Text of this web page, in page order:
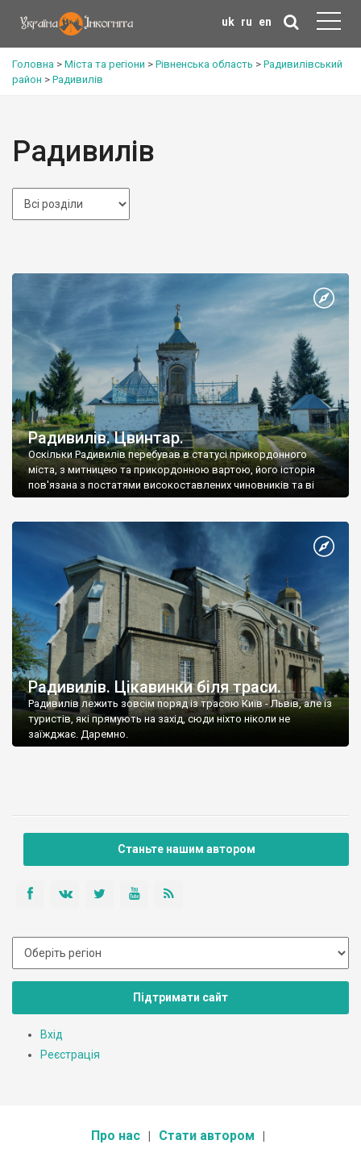
uk ru en
Головна > Міста та регіони > Рівненська область > Радивилівський
район > Радивилів
Радивилів
Радивилів. Цвинтар.
Оскільки Радивилів перебував в статусі прикордонного
міста, з митницею та прикордонною вартою, його історія
пов'язана з постатями високоставлених чиновників та ві
Радивилів. Цікавинки біля траси.
Радивилів лежить зовсім поряд із трасою Київ - Львів, але із
туристів, які прямують на захід, сюди ніхто ніколи не
заїжджає. Даремно.
Станьте нашим автором
Підтримати сайт
Вхід
Реєстрація
Про нас Стати автором